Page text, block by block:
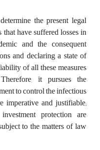
the present legal
have suffered losses in
and the consequent
and declaring a state of
of all these measures
it pursues the
to control the infectious
imperative and justifiable;
protection are
to the matters of law